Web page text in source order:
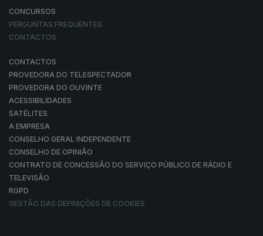
CONCURSOS
PERGUNTAS FREQUENTES
CONTACTOS
CONTACTOS
PROVEDORA DO TELESPECTADOR
PROVEDORA DO OUVINTE
ACESSIBILIDADES
SATÉLITES
A EMPRESA
CONSELHO GERAL INDEPENDENTE
CONSELHO DE OPINIÃO
CONTRATO DE CONCESSÃO DO SERVIÇO PÚBLICO DE RÁDIO E
TELEVISÃO
RGPD
GESTÃO DAS DEFINIÇÕES DE COOKIES